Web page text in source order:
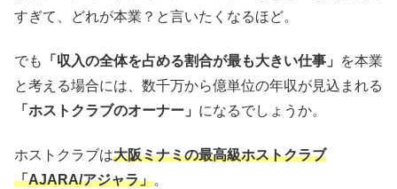
すぎて、どれが本業？と言いたくなるほど。
でも 「収入の全体を占める割合が最も大きい仕事」
を本業
と考える場合には、数千万から億単位の年収が見込まれる
「ホストクラブのオーナー」 になるでしょうか。
ホストクラブは大阪ミナミの最高級ホストクラブ
「AJARA/アジャラ」。